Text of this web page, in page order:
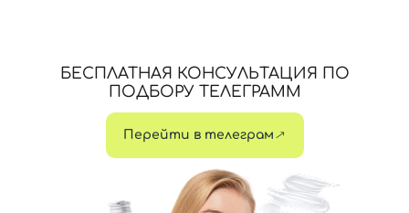
БЕСПЛАТНАЯ КОНСУЛЬТАЦИЯ ПО
ПОДБОРУ ТЕЛЕГРАММ
Перейти в телеграм